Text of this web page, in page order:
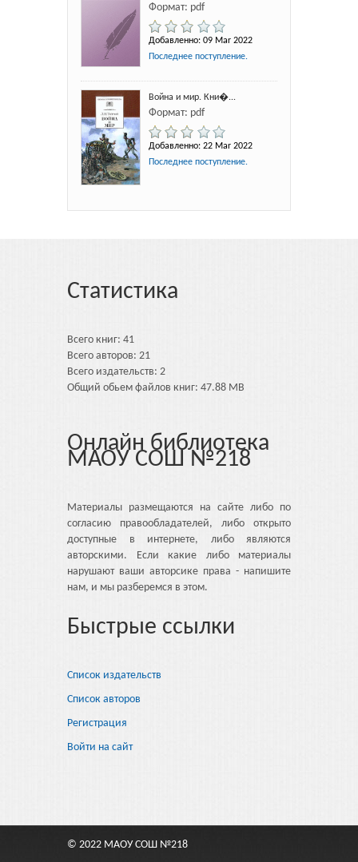
Формат: pdf
Добавленно: 09 Mar 2022
Последнее поступление.
Война и мир. Кни�...
Формат: pdf
Добавленно: 22 Mar 2022
Последнее поступление.
Статистика
Всего книг: 41
Всего авторов: 21
Всего издательств: 2
Общий обьем файлов книг: 47.88 MB
Онлайн библиотека
МАОУ СОШ №218
Материалы размещаются на сайте либо по
согласию правообладателей, либо открыто
доступные в интернете, либо являются
авторскими. Если какие либо материалы
нарушают ваши авторсике права - напишите
нам, и мы разберемся в этом.
Быстрые ссылки
Список издательств
Список авторов
Регистрация
Войти на сайт
© 2022 МАОУ СОШ №218